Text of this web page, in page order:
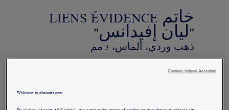
خاتم LIENS ÉVIDENCE
"ليان إفيدانس"
ذهب وردي، ألماس، 3 مم
SAR٨,٨٢٠٫٠٠
Welcome to chaumet.com
Continue without Accepting